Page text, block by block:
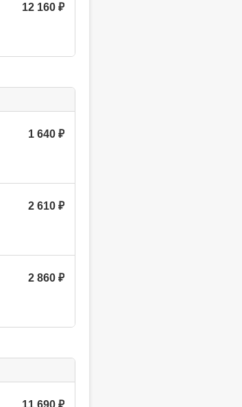
12 160
1 640
2 610
2 860
11 690